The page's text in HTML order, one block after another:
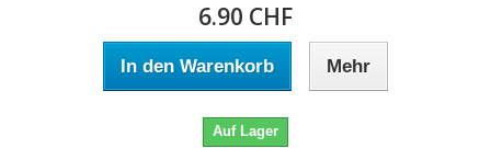
6.90 CHF
In den Warenkorb Mehr
Auf Lager